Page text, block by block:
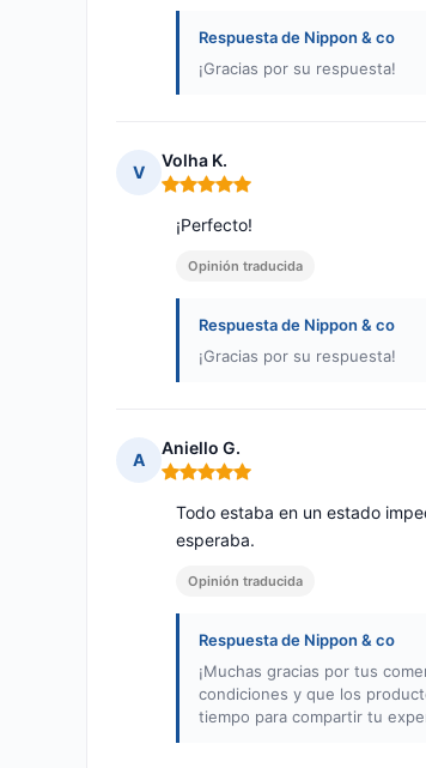
Respuesta de Nippon & co
¡Gracias por su respuesta!
V
Volha K.
Nota: 5 de 5
¡Perfecto!
Opinión traducida
Respuesta de Nippon & co
¡Gracias por su respuesta!
A
Aniello G.
Nota: 5 de 5
Todo estaba en un estado
esperaba.
Opinión traducida
Respuesta de Nippon & co
¡Muchas gracias por tus
condiciones y que los
tiempo para compartir tu